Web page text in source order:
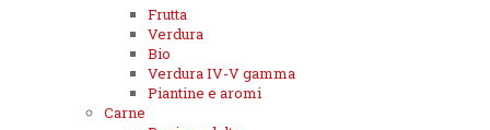
Frutta
Verdura
Bio
Verdura IV-V gamma
Piantine e aromi
Carne